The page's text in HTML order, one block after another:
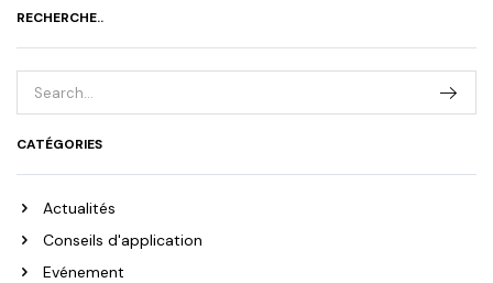
RECHERCHE..
CATÉGORIES
Actualités
Conseils d'application
Evénement